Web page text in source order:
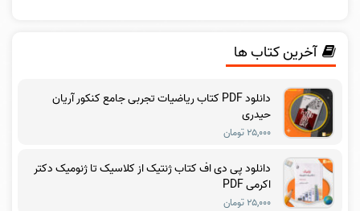
آخرین کتاب ها
دانلود PDF کتاب ریاضیات تجربی جامع کنکور آریان
حیدری
۲۵,۰۰۰ تومان
دانلود پی دی اف کتاب ژنتیک از کلاسیک تا ژنومیک دکتر
اکرمی PDF
۲۵,۰۰۰ تومان